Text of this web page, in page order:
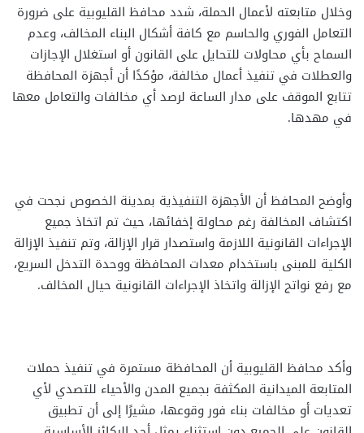
وخلال متابعته لأعمال الحملة، شدد محافظ القليوبية على ضرورة
التعامل الفوري والحاسم مع كافة أشكال البناء المخالف، وعدم
السماح بأي محاولات للتحايل على القانون أو استغلال الإجازات
والعطلات في تنفيذ أعمال مخالفة، مؤكدًا أن أجهزة المحافظة
تتابع الموقف على مدار الساعة لرصد أي مخالفات والتعامل معها
في مهدها.
وأوضح المحافظ أن الأجهزة التنفيذية بمدينة الخصوص نجحت في
اكتشاف المخالفة رغم محاولة إخفائها، حيث تم اتخاذ جميع
الإجراءات القانونية اللازمة واستصدار قرار الإزالة، وتم تنفيذ الإزالة
الكلية للمبنى باستخدام معدات المحافظة ووحدة التدخل السريع،
مع رفع نواتج الإزالة واتخاذ الإجراءات القانونية حيال المخالف.
وأكد محافظ القليوبية أن المحافظة مستمرة في تنفيذ حملات
المتابعة الميدانية المكثفة بجميع المدن والأحياء للتصدي لأي
تعديات أو مخالفات بناء فور وقوعها، مشيرًا إلى أن تطبيق